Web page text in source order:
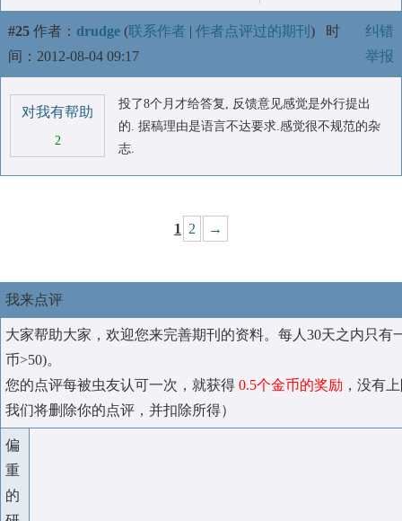
#25 作者： drudge (联系作者 | 作者点评过的期刊 ) 时
间：2012-08-04 09:17
纠错
举报
对我有帮助
2
投了8个月才给答复, 反馈意见感觉是外行提出
的. 据稿理由是语言不达要求.感觉很不规范的杂
志.
1 2 →
我来点评
大家帮助大家，欢迎您来完善期刊的资料。每人30天之内只有
币>50)。
您的点评每被虫友认可一次，就获得 0.5个金币的奖励 ，没有
我们将删除你的点评，并扣除所得）
偏
重
的